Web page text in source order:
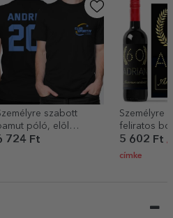
szabott
póló, elöl
hátul számmal
724 Ft
Személyre
feliratos
5 602 Ft /
címke